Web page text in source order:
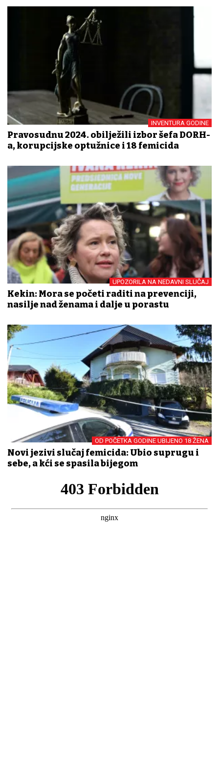
INVENTURA GODINE
Pravosudnu 2024. obilježili izbor šefa DORH-
a, korupcijske optužnice i 18 femicida
UPOZORILA NA NEDAVNI SLUČAJ
Kekin: Mora se početi raditi na prevenciji,
nasilje nad ženama i dalje u porastu
OD POČETKA GODINE UBIJENO 18 ŽENA
Novi jezivi slučaj femicida: Ubio suprugu i
sebe, a kći se spasila bijegom